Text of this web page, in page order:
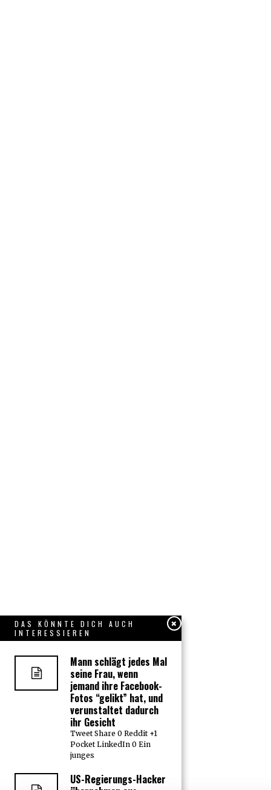
DAS KÖNNTE DICH AUCH
INTERESSIEREN
Mann schlägt jedes Mal
seine Frau, wenn
jemand ihre Facebook-
Fotos “gelikt” hat, und
verunstaltet dadurch
ihr Gesicht
Tweet Share 0 Reddit +1
Pocket LinkedIn 0 Ein
junges
US-Regierungs-Hacker